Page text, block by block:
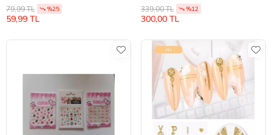
79,99 TL %25
59,99 TL
339,00 TL
%12
300,00 TL